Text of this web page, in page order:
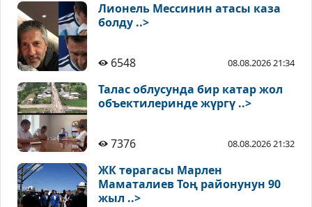
Лионель Мессинин атасы каза
болду ..>
6548 08.08.2026 21:34
Талас облусунда бир катар жол
объектилеринде жүргү ..>
7376 08.08.2026 21:32
ЖК төрагасы Марлен
Маматалиев Тоң районунун 90
жыл ..>